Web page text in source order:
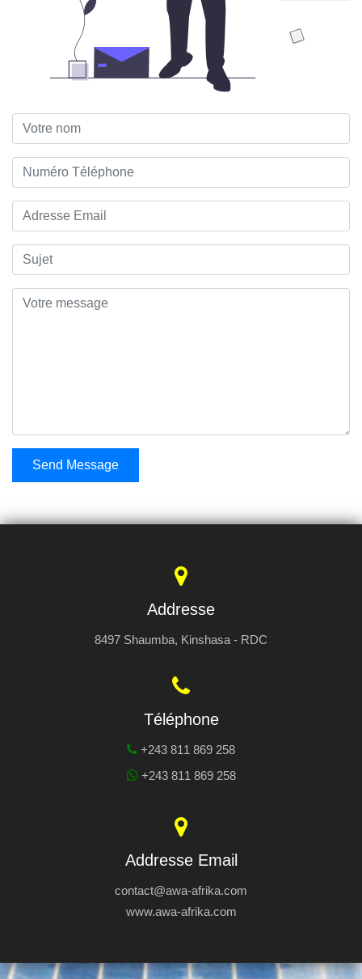
Addresse
8497 Shaumba, Kinshasa - RDC
Téléphone
+243 811 869 258
+243 811 869 258
Addresse Email
contact@awa-afrika.com
www.awa-afrika.com